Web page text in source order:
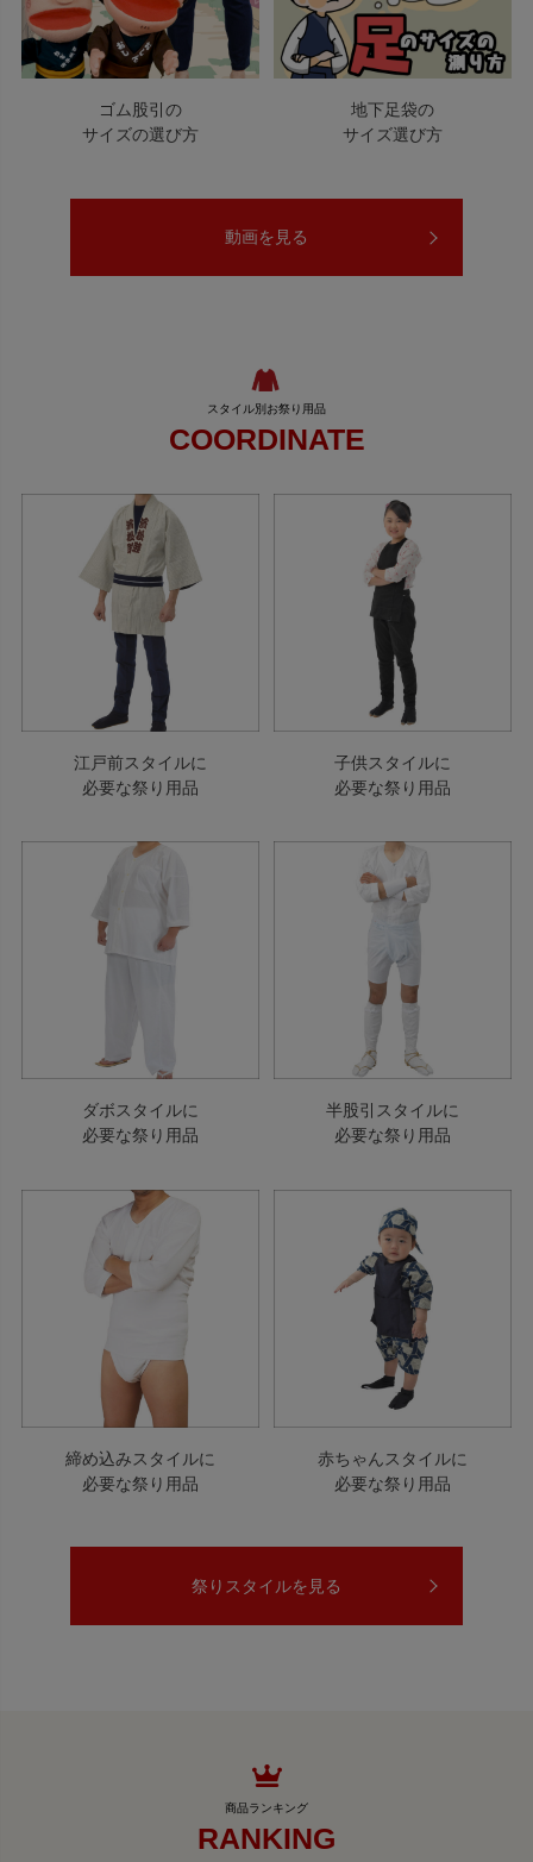
ゴム股引の
サイズの選び方
地下足袋の
サイズ選び方
動画を見る
COORDINATE
江戸前スタイルに
必要な祭り用品
子供スタイルに
必要な祭り用品
ダボスタイルに
必要な祭り用品
半股引スタイルに
必要な祭り用品
締め込みスタイルに
必要な祭り用品
赤ちゃんスタイルに
必要な祭り用品
祭りスタイルを見る
RANKING